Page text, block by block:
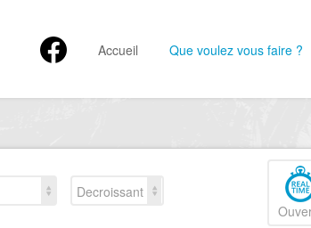
Accueil Que voulez vous faire ?
Decroissant